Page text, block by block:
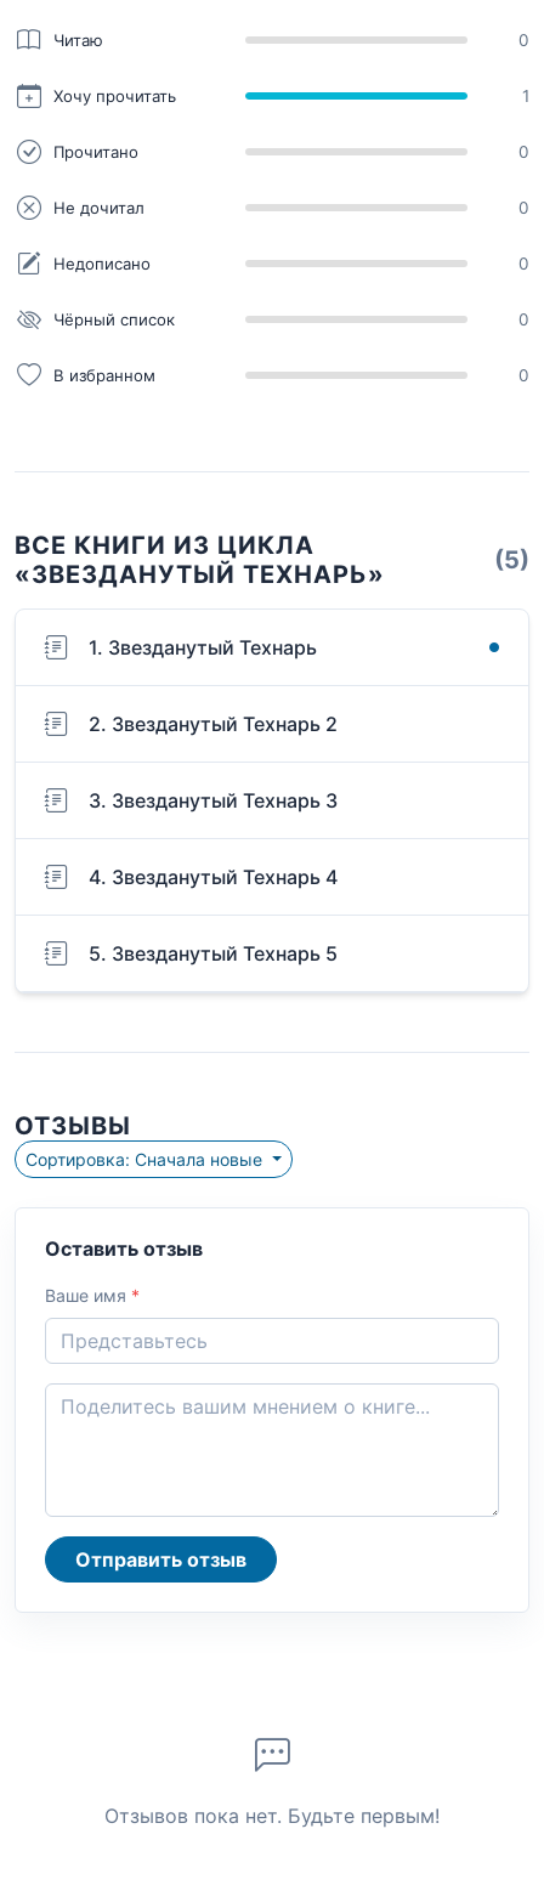
Читаю 0
Хочу прочитать 1
Прочитано 0
Не дочитал 0
Недописано 0
Чёрный список 0
В избранном 0
ВСЕ КНИГИ ИЗ ЦИКЛА
«ЗВЕЗДАНУТЫЙ ТЕХНАРЬ»
(5)
1. Звезданутый Технарь
2. Звезданутый Технарь 2
3. Звезданутый Технарь 3
4. Звезданутый Технарь 4
5. Звезданутый Технарь 5
ОТЗЫВЫ
Сортировка: Сначала новые
Оставить отзыв
Ваше имя *
Отправить отзыв
Отзывов пока нет. Будьте первым!